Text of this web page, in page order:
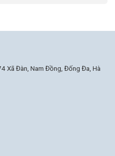
Xã Đàn, Nam Đồng, Đống Đa, Hà